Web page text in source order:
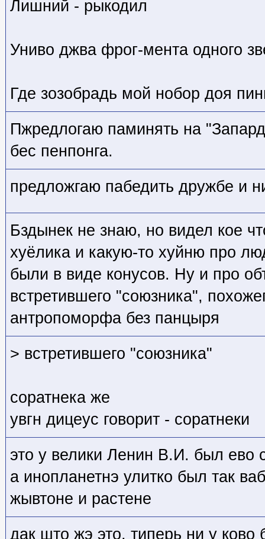
Лишний - рыкодил
Униво джва фрог-мента одного
Где зозобрадь мой нобор доя
Пжредлогаю паминять на
бес пенпонга.
предложгаю пабедить дружбе и
Бздынек не знаю, но видел кое
хуёлика и какую-то хуйню про
были в виде конусов. Ну и про
встретившего "союзника",
антропоморфа без панцыря
> встретившего "союзника"
соратнека же
увгн дицеус говорит - соратнеки
это у велики Ленин В.И. был ево
а инопланетнэ улитко был так
жывтоне и растене
дак што жэ это, типерь ни у ково